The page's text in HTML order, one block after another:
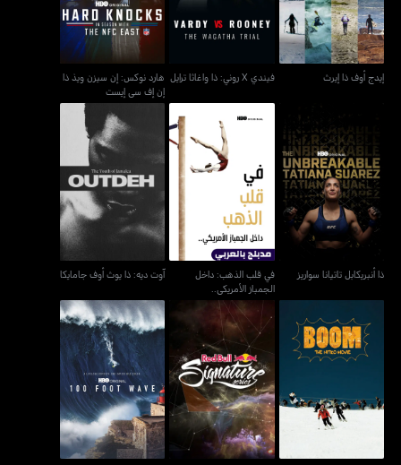
إيدج أوف ذا إيرث فيندي X روني: ذا واغاثا ترايل
هارد نوكس: إن سيزن ويذ ذا
إن إف سي إيست
ذا أنبريكابل تاتيانا سواريز
ذا أنبريكابل تاتيانا سواريز
في قلب الذهب: داخل
الجمباز الأمريكي..
في قلب الذهب: داخل
الجمباز الأمريكي..
آوت ديه: ذا يوث أوف
جامايكا
آوت ديه: ذا يوث أوف جامايكا
ريد بول سيغنيتشر سيريز 100 فوت ويف